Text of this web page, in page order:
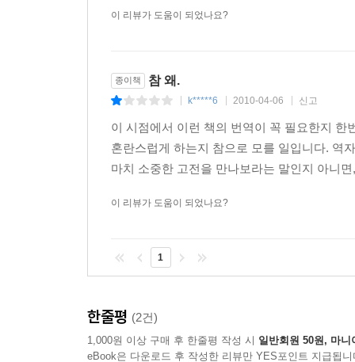
“온전히 내가 된 우리가 필요하다”
세계에서 이방인으로 떨고 있는’ 혼란스러운 세
좋은 해독제가 된다.
처음 성당을 설계하고 건설하는 사람들은 당연
성당을 설계하고 건설하는 사람들이 품은 생각
미래를 믿지 못하기에 우리 시대에 시작해야
넘쳐나는 시대에서 연결에 대한 인식은 새로운
원리는 타인과의 연결을 돈독히 하고 서로간의
드러내기 어렵고 개인들의 연결성을 끌어내기도
있는 더 많은 결정권과 권한을 가진 도시 속의 시
이 리뷰가 도움이 되었나요?
종이책 참 왜.
k*****6 2010-04-06 신고
이 시점에서 이런 책의 번역이 꼭 필요한지
혼란스럽게 하는지 참으로 모를 일입니다. 역
마치 소중한 고전을 만나보라는 말인지 아니
이 리뷰가 도움이 되었나요?
1
한줄평 (2건)
1,000원 이상 구매 후 한줄평 작성 시 일반회원 50원, 마니
eBook은 다운로드 후 작성한 리뷰만 YES포인트 지급됩니